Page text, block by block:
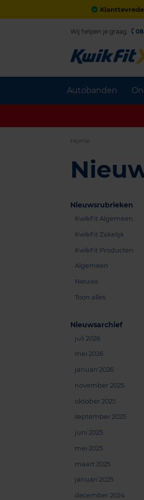
Autobanden
Wij helpen je graag.
Home
Nieuwsrubrieken
KwikFit Algemeen
KwikFit Zakelijk
KwikFit Producten
Algemeen
Nieuws
Toon alles
Nieuwsarchief
juli 2026
mei 2026
januari 2026
november 2025
oktober 2025
september 2025
juni 2025
mei 2025
maart 2025
januari 2025
december 2024